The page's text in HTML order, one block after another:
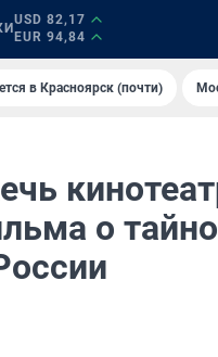
USD 82,17
EUR 94,84
в Красноярск (почти)
о